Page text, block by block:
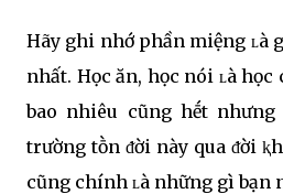
Hãy ghi nhớ phần miệng ʟà
nhất. Học ăn, học nói ʟà học
bao nhiêu cũng hḗt
trường tṑn ᵭời này qua ᵭời
cũng chính ʟà những gì bạn